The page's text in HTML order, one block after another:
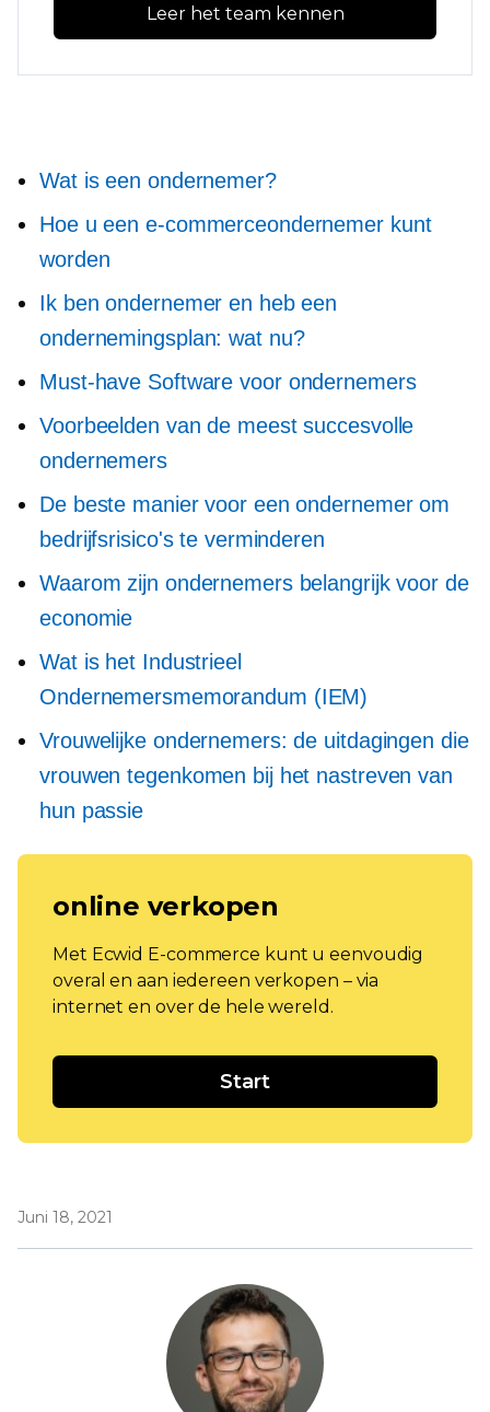
Leer het team kennen
Wat is een ondernemer?
Hoe u een e-commerceondernemer kunt
worden
Ik ben ondernemer en heb een
ondernemingsplan: wat nu?
Must-have Software voor ondernemers
Voorbeelden van de meest succesvolle
ondernemers
De beste manier voor een ondernemer om
bedrijfsrisico's te verminderen
Waarom zijn ondernemers belangrijk voor de
economie
Wat is het Industrieel
Ondernemersmemorandum (IEM)
Vrouwelijke ondernemers: de uitdagingen die
vrouwen tegenkomen bij het nastreven van
hun passie
online verkopen
Met Ecwid E-commerce kunt u eenvoudig
overal en aan iedereen verkopen – via
internet en over de hele wereld.
Start
Juni 18, 2021